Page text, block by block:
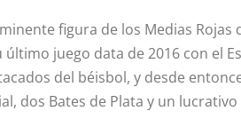
figura de los Medias
último juego data de 2016 con el
del béisbol, y desde
dos Bates de Plata y un